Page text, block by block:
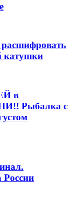
катушки
в
Рыбалка с
России